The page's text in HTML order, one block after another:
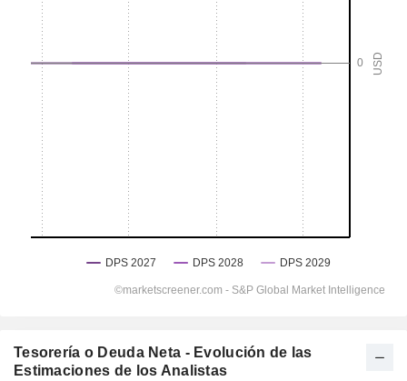
Tesorería o Deuda Neta - Evolución de las
Estimaciones de los Analistas